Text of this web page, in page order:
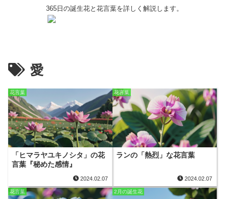
365日の誕生花と花言葉を詳しく解説します。
愛
花言葉
「ヒマラヤユキノシタ」の花
言葉『秘めた感情』
2024.02.07
花言葉
ランの「熱烈」な花言葉
2024.02.07
花言葉 2月の誕生花